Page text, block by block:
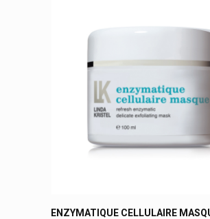
ENZYMATIQUE CELLULAIRE